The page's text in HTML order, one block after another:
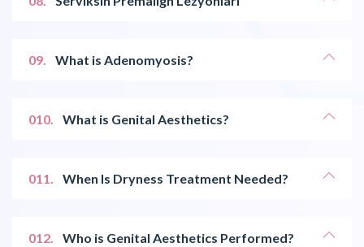
09. What is Adenomyosis?
010. What is Genital Aesthetics?
011. When Is Dryness Treatment Needed?
012. Who is Genital Aesthetics Performed?